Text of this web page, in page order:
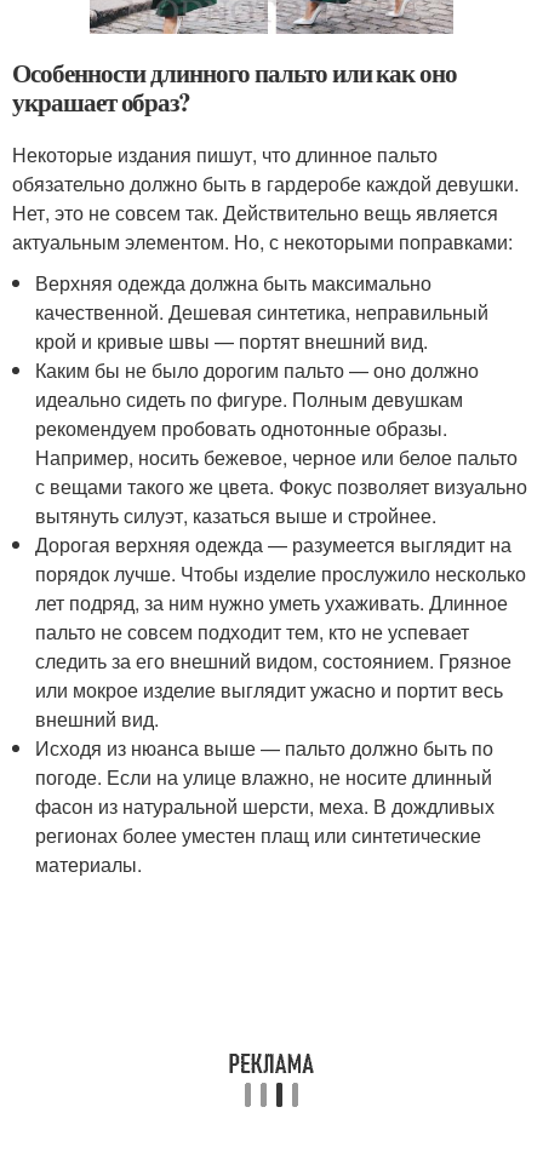
Особенности длинного пальто или как оно
украшает образ?
Некоторые издания пишут, что длинное пальто
обязательно должно быть в гардеробе каждой девушки.
Нет, это не совсем так. Действительно вещь является
актуальным элементом. Но, с некоторыми поправками:
Верхняя одежда должна быть максимально
качественной. Дешевая синтетика, неправильный
крой и кривые швы — портят внешний вид.
Каким бы не было дорогим пальто — оно должно
идеально сидеть по фигуре. Полным девушкам
рекомендуем пробовать однотонные образы.
Например, носить бежевое, черное или белое пальто
с вещами такого же цвета. Фокус позволяет визуально
вытянуть силуэт, казаться выше и стройнее.
Дорогая верхняя одежда — разумеется выглядит на
порядок лучше. Чтобы изделие прослужило несколько
лет подряд, за ним нужно уметь ухаживать. Длинное
пальто не совсем подходит тем, кто не успевает
следить за его внешний видом, состоянием. Грязное
или мокрое изделие выглядит ужасно и портит весь
внешний вид.
Исходя из нюанса выше — пальто должно быть по
погоде. Если на улице влажно, не носите длинный
фасон из натуральной шерсти, меха. В дождливых
регионах более уместен плащ или синтетические
материалы.